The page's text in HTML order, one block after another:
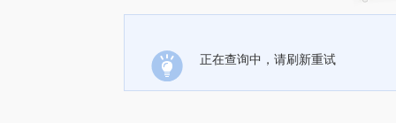
正在查询中，请刷新重试